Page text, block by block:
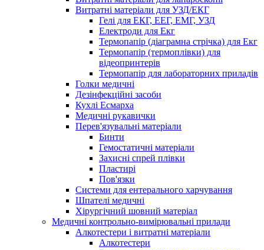
Витратні матеріали для УЗД/ЕКГ
Гелі для ЕКГ, ЕЕГ, ЕМГ, УЗД
Електроди для Екг
Термопапір (діаграмна стрічка) для Екг
Термопапір (термоплівки) для
відеопринтерів
Термопапір для лабораторних приладів
Голки медичні
Дезінфекційні засоби
Кухлі Есмарха
Медичні рукавички
Перев'язувальні матеріали
Бинти
Гемостатичні матеріали
Захисні спрей плівки
Пластирі
Пов'язки
Системи для ентерального харчування
Шпателі медичні
Хірургічний шовний матеріал
Медичні контрольно-вимірювальні прилади
Алкотестери і витратні матеріали
Алкотестери